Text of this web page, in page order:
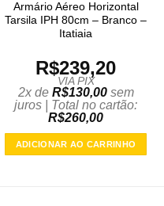
Armário Aéreo Horizontal
Tarsila IPH 80cm – Branco –
Itatiaia
R$239,20
VIA PIX
2x de R$130,00sem
juros | Total no cartão:
R$260,00
ADICIONAR AO CARRINHO